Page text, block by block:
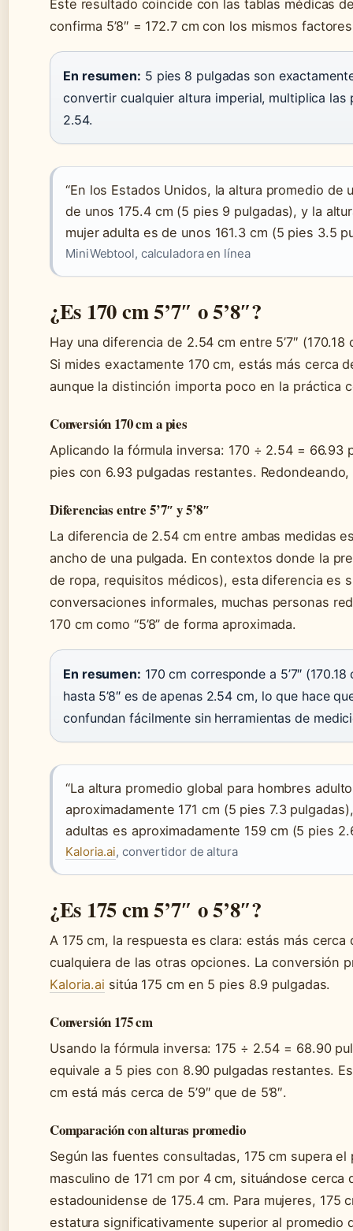
Este resultado coincide con las tablas médicas
confirma 5’8″ = 172.7 cm con los mismos
En resumen: 5 pies 8 pulgadas son
convertir cualquier altura imperial, multiplica las
2.54.
“En los Estados Unidos, la altura promedio de
de unos 175.4 cm (5 pies 9 pulgadas), y la
mujer adulta es de unos 161.3 cm (5 pies 3.5
MiniWebtool, calculadora en línea
¿Es 170 cm 5’7″ o 5’8″?
Hay una diferencia de 2.54 cm entre 5’7″ (170.18
Si mides exactamente 170 cm, estás más cerca de
aunque la distinción importa poco en la práctica
Conversión 170 cm a pies
Aplicando la fórmula inversa: 170 ÷ 2.54 = 66.93
pies con 6.93 pulgadas restantes. Redondeando,
Diferencias entre 5’7″ y 5’8″
La diferencia de 2.54 cm entre ambas medidas
ancho de una pulgada. En contextos donde la
de ropa, requisitos médicos), esta diferencia es
conversaciones informales, muchas personas
170 cm como “5’8” de forma aproximada.
En resumen: 170 cm corresponde a 5’7″
hasta 5’8″ es de apenas 2.54 cm, lo que hace
confundan fácilmente sin herramientas de
“La altura promedio global para hombres
aproximadamente 171 cm (5 pies 7.3
adultas es aproximadamente 159 cm (5 pies
Kaloria.ai, convertidor de altura
¿Es 175 cm 5’7″ o 5’8″?
A 175 cm, la respuesta es clara: estás más cerca
cualquiera de las otras opciones. La conversión
Kaloria.ai sitúa 175 cm en 5 pies 8.9 pulgadas.
Conversión 175 cm
Usando la fórmula inversa: 175 ÷ 2.54 = 68.90
equivale a 5 pies con 8.90 pulgadas restantes.
cm está más cerca de 5’9″ que de 5’8″.
Comparación con alturas promedio
Según las fuentes consultadas, 175 cm supera
masculino de 171 cm por 4 cm, situándose cerca
estadounidense de 175.4 cm. Para mujeres, 175
estatura significativamente superior al promedio